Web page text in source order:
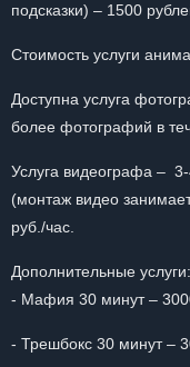
подсказки) – 1500
Стоимость услуги
Доступна услуга
более фотографий в
Услуга видеографа –
(монтаж видео
руб./час.
Дополнительные услуги:
- Мафия 30 минут –
- Трешбокс 30 минут –